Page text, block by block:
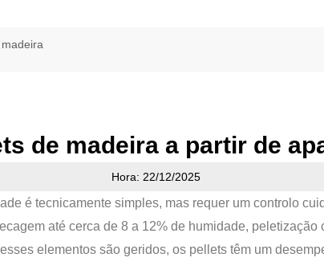
de madeira a partir de
Hora: 22/12/2025
é tecnicamente simples, mas requer um controlo
até cerca de 8 a 12% de humidade,
elementos são geridos, os pellets têm um